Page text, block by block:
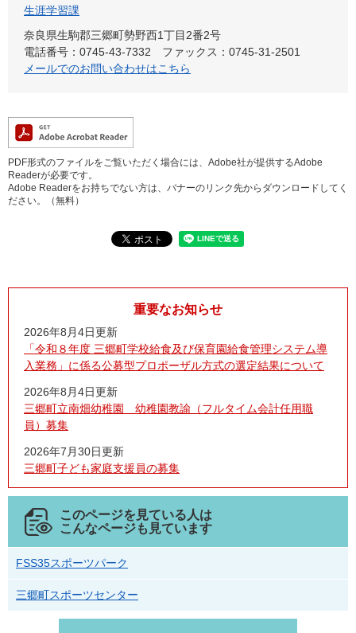
生涯学習課
奈良県生駒郡三郷町勢野西1丁目2番2号
電話番号：0745-43-7332
ファックス：0745-31-2501
メールでのお問い合わせはこちら
PDF形式のファイルをご覧いただく場合には、Adobe社が提供するAdobe
Readerが必要です。
Adobe Readerをお持ちでない方は、バナーのリンク先からダウンロードしてく
ださい。（無料）
重要なお知らせ
2026年8月4日更新
「令和８年度 三郷町学校給食及び保育園給食管理システム導
入業務」に係る公募型プロポーザル方式の選定結果について
2026年8月4日更新
三郷町立南畑幼稚園 幼稚園教諭（フルタイム会計任用職
員）募集
2026年7月30日更新
三郷町子ども家庭支援員の募集
このページを見ている人は
こんなページも見ています
FSS35スポーツパーク
三郷町スポーツセンター